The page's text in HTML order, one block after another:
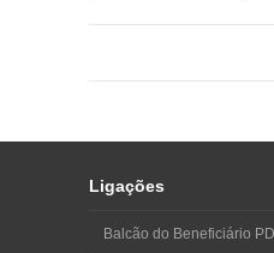
Ligações
Balcão do Beneficiário